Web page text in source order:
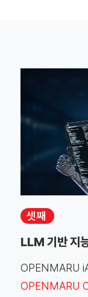
셋째
LLM 기반 지
OPENMARU
OPENMARU